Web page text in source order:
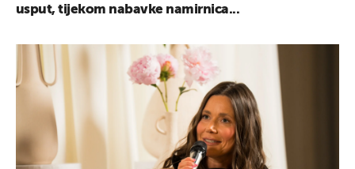
usput, tijekom nabavke namirnica...